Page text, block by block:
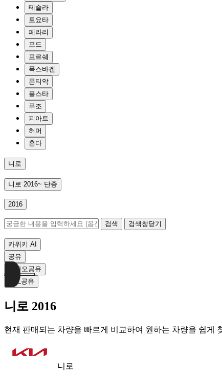
테슬라
토요타
페라리
포드
포르쉐
폭스바겐
폰티악
폴스타
푸조
피아트
허머
혼다
니로
니로 2016~ 단종
2016
검색 검색창닫기
카위키 AI
공유
카카오공유
URL공유
니로 2016
현재 판매되는 차량을 빠르게 비교하여 원하는 차량을 쉽게
니로